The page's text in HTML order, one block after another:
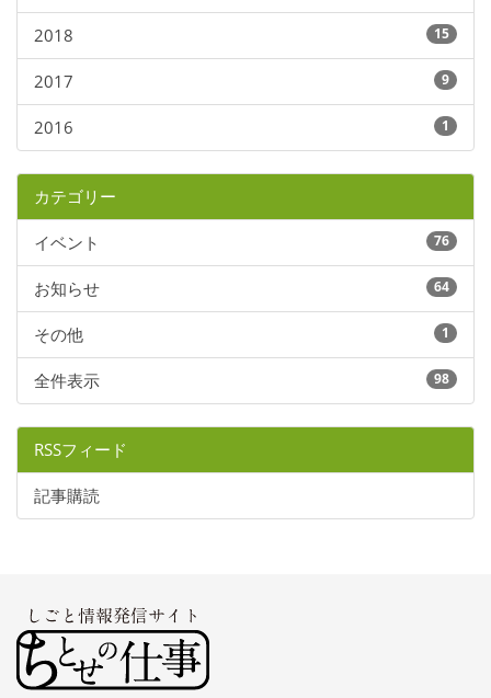
2018 15
2017 9
2016 1
カテゴリー
イベント 76
お知らせ 64
その他 1
全件表示 98
RSSフィード
記事購読